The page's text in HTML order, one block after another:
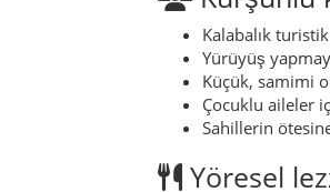
Bölgeden bir
yürüyüşünden
Not:Daha fazla tarif
geleneksel tariflere
Doğa &